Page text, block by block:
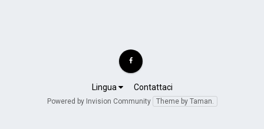
Lingua Contattaci
Powered by Invision Community Theme by Taman.